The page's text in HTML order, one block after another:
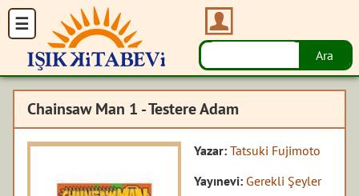
Chainsaw Man 1 - Testere Adam
Yazar:Tatsuki Fujimoto
Yayınevi: Gerekli Şeyler